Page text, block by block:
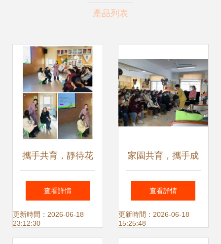
產品列表
攜手共育，靜待花
開 裕華六幼家庭教
育講座暨咨詢服務
查看詳情
更新時間：2026-06-18
23:12:30
家園共育，攜手成
長 張公山幼教集團
舉辦家庭教育專題
查看詳情
更新時間：2026-06-18
15:25:48